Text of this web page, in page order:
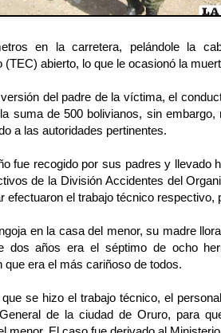
en la carretera, pelándole la
(TEC) abierto, lo que le ocasionó la
del padre de la víctima, el
suma de 500 bolivianos, sin
a las autoridades pertinentes.
fue recogido por sus padres y
de la División Accidentes del
efectuaron el trabajo técnico respectivo,
en la casa del menor, su madre
dos años era el séptimo de ocho
que era el más cariñoso de todos.
se hizo el trabajo técnico, el
de la ciudad de Oruro, para